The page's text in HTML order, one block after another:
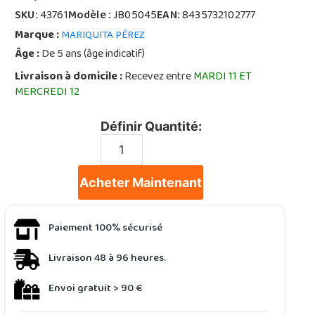
SKU:43761Modèle :JB05045EAN:8435732102777
Marque :MARIQUITA PÉREZ
Âge :De 5 ans (âge indicatif)
Livraison à domicile :Recevez entreMARDI 11 ET
MERCREDI 12
Définir Quantité:
Acheter Maintenant
Paiement 100% sécurisé
Livraison 48 à 96 heures.
Envoi gratuit > 90 €